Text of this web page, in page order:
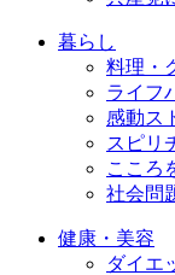
暮らし
料理・
ライフ
感動ス
スピリ
こころ
社会問
健康・美容
ダイエ